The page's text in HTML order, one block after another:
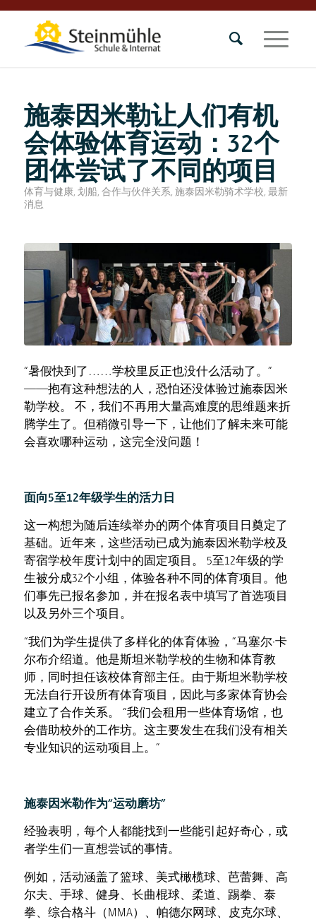
施泰因米勒让人们有机
会体验体育运动：32个
团体尝试了不同的项目
体育与健康, 划船, 合作与伙伴关系, 施泰因米勒骑术学校, 最新
消息
“暑假快到了……学校里反正也没什么活动了。”
——抱有这种想法的人，恐怕还没体验过施泰因米
勒学校。 不，我们不再用大量高难度的思维题来折
腾学生了。但稍微引导一下，让他们了解未来可能
会喜欢哪种运动，这完全没问题！
面向5至12年级学生的活力日
这一构想为随后连续举办的两个体育项目日奠定了
基础。近年来，这些活动已成为施泰因米勒学校及
寄宿学校年度计划中的固定项目。 5至12年级的学
生被分成32个小组，体验各种不同的体育项目。他
们事先已报名参加，并在报名表中填写了首选项目
以及另外三个项目。
“我们为学生提供了多样化的体育体验，”马塞尔·卡
尔布介绍道。他是斯坦米勒学校的生物和体育教
师，同时担任该校体育部主任。由于斯坦米勒学校
无法自行开设所有体育项目，因此与多家体育协会
建立了合作关系。 “我们会租用一些体育场馆，也
会借助校外的工作坊。这主要发生在我们没有相关
专业知识的运动项目上。”
施泰因米勒作为“运动磨坊”
经验表明，每个人都能找到一些能引起好奇心，或
者学生们一直想尝试的事情。
例如，活动涵盖了篮球、美式橄榄球、芭蕾舞、高
尔夫、手球、健身、长曲棍球、柔道、踢拳、泰
拳、综合格斗（MMA）、帕德尔网球、皮克尔球、